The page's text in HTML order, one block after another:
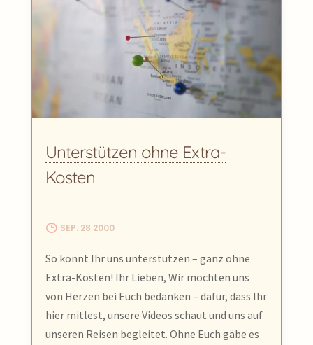
Unterstützen ohne Extra-
Kosten
SEP. 28 2000
So könnt Ihr uns unterstützen – ganz ohne
Extra-Kosten! Ihr Lieben, Wir möchten uns
von Herzen bei Euch bedanken – dafür, dass Ihr
hier mitlest, unsere Videos schaut und uns auf
unseren Reisen begleitet. Ohne Euch gäbe es